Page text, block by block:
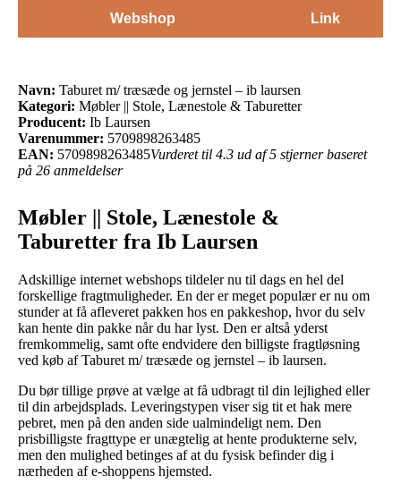
Webshop
Link
Navn: Taburet m/ træsæde og jernstel – ib laursen
Kategori: Møbler || Stole, Lænestole & Taburetter
Producent: Ib Laursen
Varenummer: 5709898263485
EAN: 5709898263485Vurderet til 4.3 ud af 5 stjerner baseret
på 26 anmeldelser
Møbler || Stole, Lænestole &
Taburetter fra Ib Laursen
Adskillige internet webshops tildeler nu til dags en hel del
forskellige fragtmuligheder. En der er meget populær er nu om
stunder at få afleveret pakken hos en pakkeshop, hvor du selv
kan hente din pakke når du har lyst. Den er altså yderst
fremkommelig, samt ofte endvidere den billigste fragtløsning
ved køb af Taburet m/ træsæde og jernstel – ib laursen.
Du bør tillige prøve at vælge at få udbragt til din lejlighed eller
til din arbejdsplads. Leveringstypen viser sig tit et hak mere
pebret, men på den anden side ualmindeligt nem. Den
prisbilligste fragttype er unægtelig at hente produkterne selv,
men den mulighed betinges af at du fysisk befinder dig i
nærheden af e-shoppens hjemsted.